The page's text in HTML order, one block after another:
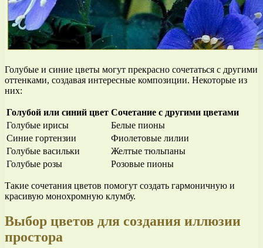
Голубые и синие цветы могут прекрасно сочетаться с другими
оттенками, создавая интересные композиции. Некоторые из
них:
Голубой или синий цвет Сочетание с другими цветами
Голубые ирисы
Белые пионы
Синие гортензии
Фиолетовые лилии
Голубые васильки
Желтые тюльпаны
Голубые розы
Розовые пионы
Такие сочетания цветов помогут создать гармоничную и
красивую монохромную клумбу.
Выбор цветов для создания иллюзии
простора